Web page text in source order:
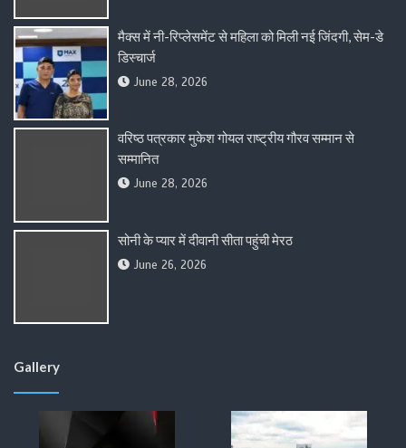
मैक्स में नी-रिप्लेसमेंट से महिला को मिली नई जिंदगी, सेम-डे
डिस्चार्ज
June 28, 2026
वरिष्ठ पत्रकार मुकेश गोयल राष्ट्रीय गौरव सम्मान से
सम्मानित
June 28, 2026
सोनी के प्यार में दीवानी सीता पहुंची मेरठ
June 26, 2026
Gallery